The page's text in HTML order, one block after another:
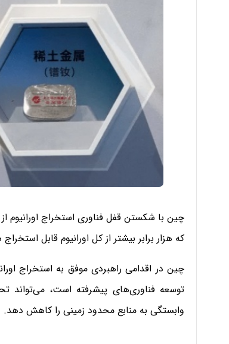
که هزار برابر بیشتر از کل اورانیوم قابل
چین در اقدامی راهبردی موفق به استخراج
توسعه فناوری‌های پیشرفته است،
وابستگی به منابع محدود زمینی را کاهش دهد.